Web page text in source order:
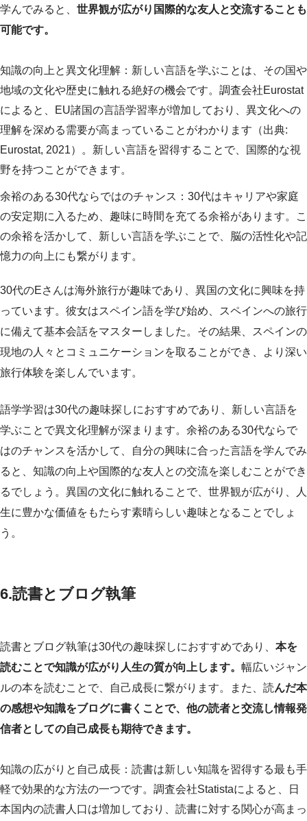
学んでみると、 世界観が広がり国際的な友人と交流することも
可能です。
知識の向上と異文化理解：新しい言語を学ぶことは、その国や
地域の文化や歴史に触れる絶好の機会です。調査会社Eurostat
によると、EU諸国の言語学習率が増加しており、異文化への
理解を深める需要が高まっていることがわかります（出典:
Eurostat, 2021）。新しい言語を習得することで、国際的な視
野を持つことができます。
余裕のある30代ならではのチャンス：30代はキャリアや家庭
の安定期に入るため、趣味に時間を充てる余裕があります。こ
の余裕を活かして、新しい言語を学ぶことで、脳の活性化や記
憶力の向上にも繋がります。
30代のEさんは海外旅行が趣味であり、異国の文化に興味を持
っています。彼女はスペイン語を学び始め、スペインへの旅行
に備えて基本会話をマスターしました。その結果、スペインの
現地の人々とコミュニケーションを取ることができ、より深い
旅行体験を楽しんでいます。
語学学習は30代の趣味探しにおすすめであり、新しい言語を
学ぶことで異文化理解が深まります。余裕のある30代ならで
はのチャンスを活かして、自分の興味に合った言語を学んでみ
ると、知識の向上や国際的な友人との交流を楽しむことができ
るでしょう。異国の文化に触れることで、世界観が広がり、人
生に豊かな価値をもたらす素晴らしい趣味となることでしょ
う。
6.読書とブログ執筆
読書とブログ執筆は30代の趣味探しにおすすめであり、 本を
読むことで知識が広がり人生の質が向上します。 幅広いジャン
ルの本を読むことで、自己成長に繋がります。また、読んだ本
の感想や知識をブログに書くことで、他の読者と交流し情報発
信者としての自己成長も期待できます。
知識の広がりと自己成長：読書は新しい知識を習得する最も手
軽で効果的な方法の一つです。調査会社Statistaによると、日
本国内の読書人口は増加しており、読書に対する関心が高まっ